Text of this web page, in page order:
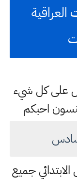
على كل شيء
احبكم
جميع